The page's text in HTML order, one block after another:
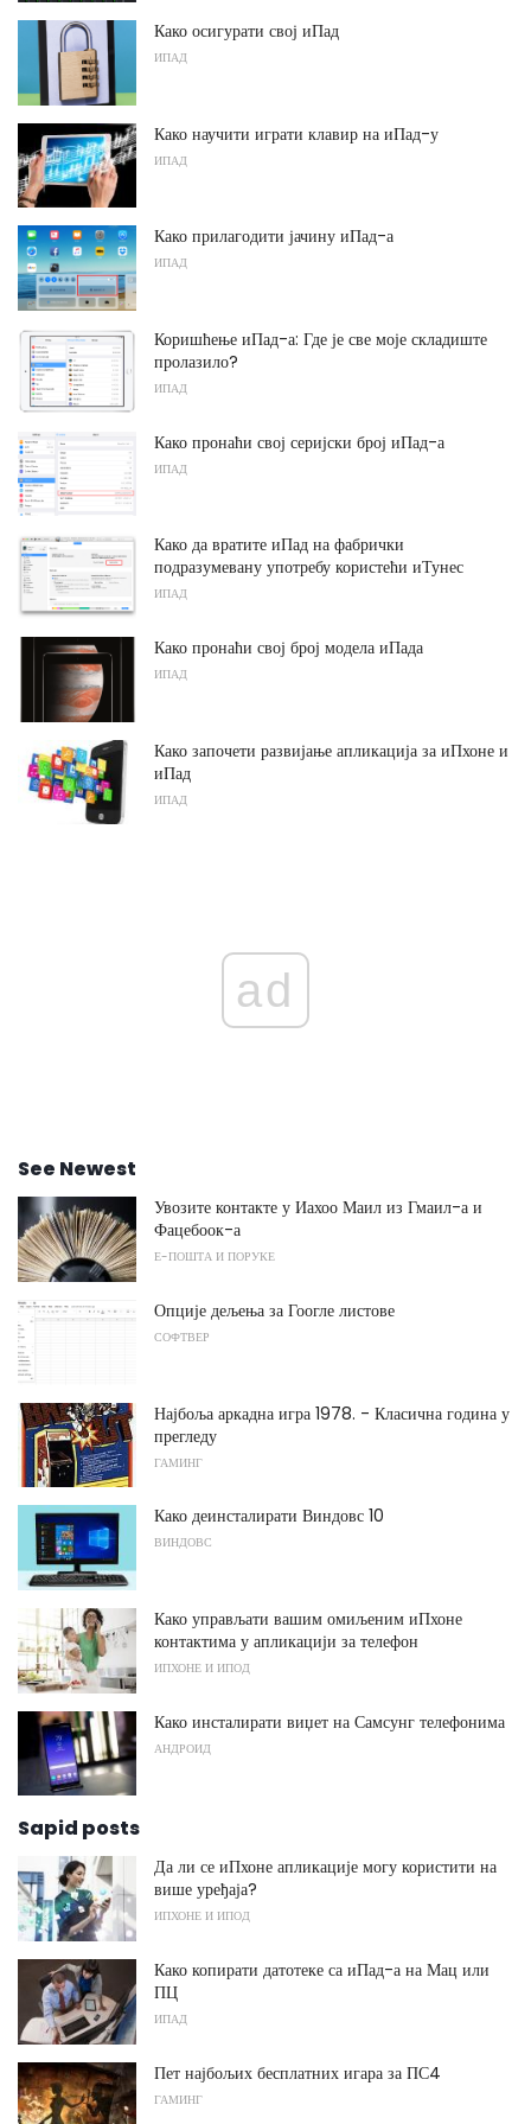
Како осигурати свој иПад
ИПАД
Како научити играти клавир на иПад-у
ИПАД
Како прилагодити јачину иПад-а
ИПАД
Коришћење иПад-а: Где је све моје складиште
пролазило?
ИПАД
Како пронаћи свој серијски број иПад-а
ИПАД
Како да вратите иПад на фабрички
подразумевану употребу користећи иТунес
ИПАД
Како пронаћи свој број модела иПада
ИПАД
Како започети развијање апликација за иПхоне и
иПад
ИПАД
ad
See Newest
Увозите контакте у Иахоо Маил из Гмаил-а и
Фацебоок-а
Е-ПОШТА И ПОРУКЕ
Опције дељења за Гоогле листове
СОФТВЕР
Најбоља аркадна игра 1978. - Класична година у
прегледу
ГАМИНГ
Како деинсталирати Виндовс 10
ВИНДОВС
Како управљати вашим омиљеним иПхоне
контактима у апликацији за телефон
ИПХОНЕ И ИПОД
Како инсталирати виџет на Самсунг телефонима
АНДРОИД
Sapid posts
Да ли се иПхоне апликације могу користити на
више уређаја?
ИПХОНЕ И ИПОД
Како копирати датотеке са иПад-а на Мац или
ПЦ
ИПАД
Пет најбољих бесплатних игара за ПС4
ГАМИНГ